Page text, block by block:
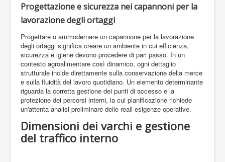
Progettazione e sicurezza nei capannoni per la
lavorazione degli ortaggi
Progettare o ammodernare un capannone per la lavorazione
degli ortaggi significa creare un ambiente in cui efficienza,
sicurezza e igiene devono procedere di pari passo. In un
contesto agroalimentare così dinamico, ogni dettaglio
strutturale incide direttamente sulla conservazione della merce
e sulla fluidità del lavoro quotidiano. Un elemento determinante
riguarda la corretta gestione dei punti di accesso e la
protezione dei percorsi interni, la cui pianificazione richiede
un'attenta analisi preliminare delle reali esigenze operative.
Dimensioni dei varchi e gestione
del traffico interno